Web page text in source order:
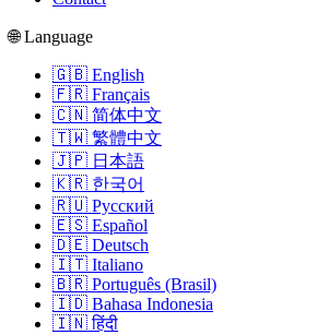
🌐 Language
🇬🇧 English
🇫🇷 Français
🇨🇳 简体中文
🇹🇼 繁體中文
🇯🇵 日本語
🇰🇷 한국어
🇷🇺 Русский
🇪🇸 Español
🇩🇪 Deutsch
🇮🇹 Italiano
🇧🇷 Português (Brasil)
🇮🇩 Bahasa Indonesia
🇮🇳 हिंदी